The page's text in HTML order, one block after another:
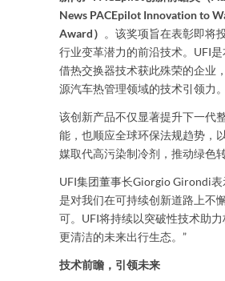
News PACEpilot Innovation to
Award） 。该奖项旨在表彰即将
行业变革潜力的前沿技术。UFI
借热交换器技术获此殊荣的企业
源汽车热管理领域的技术引领力。
该创新产品不仅显著提升下一代
能，也顺应全球环保法规趋势，
媒取代高污染制冷剂，推动绿色转
UFI集团董事长Giorgio Girondi表
是对我们在可持续创新道路上不
可。UFI将持续以突破性技术助力
更清洁的未来出行生态。”
技术前瞻，引领未来